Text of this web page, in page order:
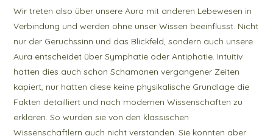
Wir treten also über unsere Aura mit anderen Lebewesen in
Verbindung und werden ohne unser Wissen beeinflusst. Nicht
nur der Geruchssinn und das Blickfeld, sondern auch unsere
Aura entscheidet über Symphatie oder Antiphatie. Intuitiv
hatten dies auch schon Schamanen vergangener Zeiten
kapiert, nur hatten diese keine physikalische Grundlage die
Fakten detailliert und nach modernen Wissenschaften zu
erklären. So wurden sie von den klassischen
Wissenschaftlern auch nicht verstanden. Sie konnten aber